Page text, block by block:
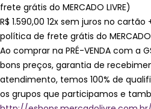
frete grátis do MERCADO LIVRE)
R$ 1.590,00 12x sem juros no
política de frete grátis do MERCADO
Ao comprar na PRÉ-VENDA com a
bons preços, garantia de
atendimento, temos 100% de
os grupos que participamos e